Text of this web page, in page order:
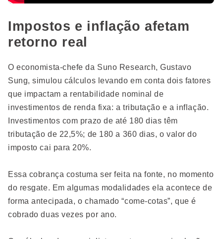
Impostos e inflação afetam
retorno real
O economista-chefe da Suno Research, Gustavo
Sung, simulou cálculos levando em conta dois fatores
que impactam a rentabilidade nominal de
investimentos de renda fixa: a tributação e a inflação.
Investimentos com prazo de até 180 dias têm
tributação de 22,5%; de 180 a 360 dias, o valor do
imposto cai para 20%.
Essa cobrança costuma ser feita na fonte, no momento
do resgate. Em algumas modalidades ela acontece de
forma antecipada, o chamado “come-cotas”, que é
cobrado duas vezes por ano.